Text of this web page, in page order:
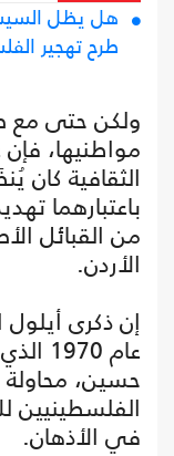
هل يظل
طرح تهجير
ولكن حتى مع
مواطنيها،
الثقافية كان
باعتبارهما
من القبائل
الأردن.
إن ذكرى
عام
حسين،
الفلسطينيين
في الأذهان.